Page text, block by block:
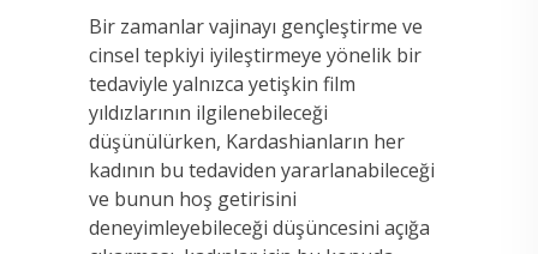
Bir zamanlar vajinayı gençleştirme ve
cinsel tepkiyi iyileştirmeye yönelik bir
tedaviyle yalnızca yetişkin film
yıldızlarının ilgilenebileceği
düşünülürken, Kardashianların her
kadının bu tedaviden yararlanabileceği
ve bunun hoş getirisini
deneyimleyebileceği düşüncesini açığa